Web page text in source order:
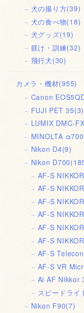
犬の撮り方(39)
犬の食べ物(18)
犬グッズ(19)
躾け・訓練(32)
飛行犬(30)
カメラ・機材(955)
Canon
FUJI PET 35(3)
LUMIX DMC-
MINOLTA
Nikon D4(9)
Nikon D700
AF-S
AF-S
AF-S
AF-S
AF-S
AF-S
AF-S
AF-S VR
Ai AF Nikkor
スピードライ
Nikon F90(7)